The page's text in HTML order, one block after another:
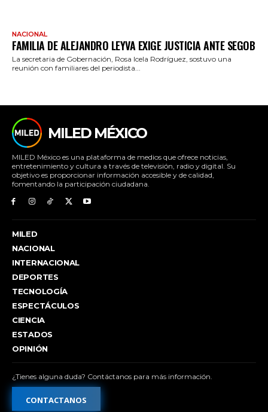
NACIONAL
FAMILIA DE ALEJANDRO LEYVA EXIGE JUSTICIA ANTE SEGOB
La secretaria de Gobernación, Rosa Icela Rodríguez, sostuvo una
reunión con familiares del periodista...
MILED MÉXICO
MILED México es una plataforma de medios que ofrece noticias,
entretenimiento y cultura a través de televisión, radio y digital. Su
objetivo es proporcionar información accesible y de calidad,
fomentando la participación ciudadana.
MILED
NACIONAL
INTERNACIONAL
DEPORTES
TECNOLOGÍA
ESPECTÁCULOS
CIENCIA
ESTADOS
OPINIÓN
¿Tienes alguna duda? Contáctanos para más información.
CONTACTANOS